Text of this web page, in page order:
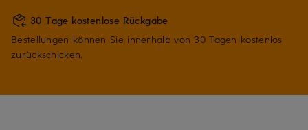
30 Tage kostenlose Rückgabe
Bestellungen können Sie innerhalb von 30 Tagen kostenlos
zurückschicken.